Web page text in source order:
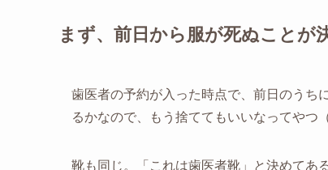
まず、前日から服が死ぬことが
歯医者の予約が入った時点で、前日のうち
るかなので、もう捨ててもいいなってやつ
靴も同じ。「これは歯医者靴」と決めてあ